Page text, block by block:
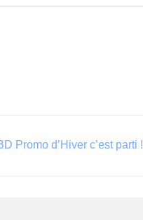
Promo d’Hiver c’est parti !